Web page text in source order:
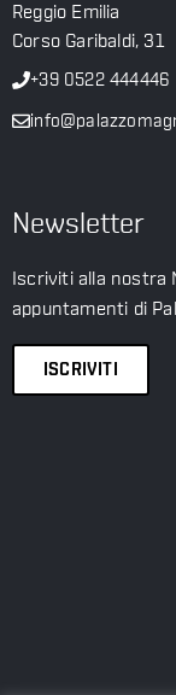
Reggio Emilia
Corso Garibaldi, 31
+39 0522 444446
Newsletter
Iscriviti alla nostra
appuntamenti di
ISCRIVITI